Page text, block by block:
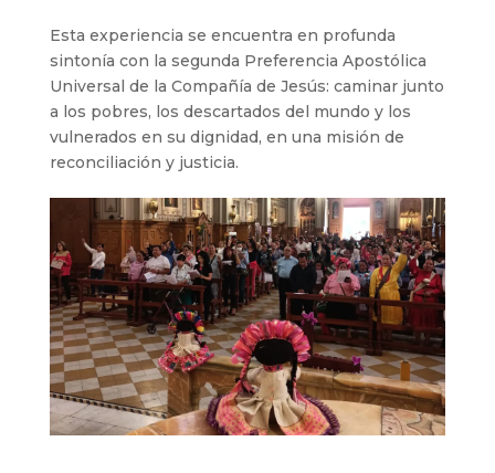
Esta experiencia se encuentra en profunda
sintonía con la segunda Preferencia Apostólica
Universal de la Compañía de Jesús: caminar junto
a los pobres, los descartados del mundo y los
vulnerados en su dignidad, en una misión de
reconciliación y justicia.